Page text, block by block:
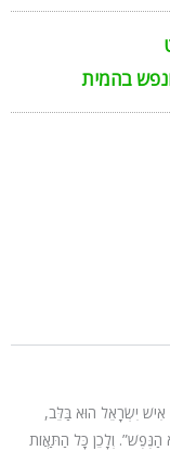
בהמית
יִשְׂרָאֵל הוּא בַּלֵּב,
1: “כִּי הַדָּם הוּא הַנֶּפֶשׁ”. וְלָכֵן כָּל הַתַּאֲוֹת